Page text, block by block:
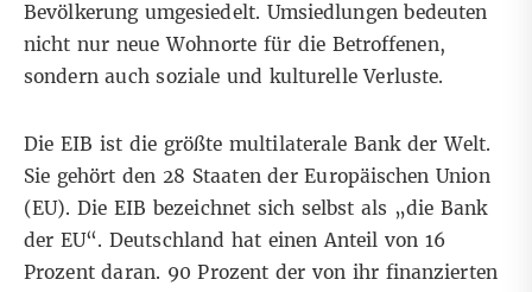
Bevölkerung umgesiedelt. Umsiedlungen bedeuten
nicht nur neue Wohnorte für die Betroffenen,
sondern auch soziale und kulturelle Verluste.
Die EIB ist die größte multilaterale Bank der Welt.
Sie gehört den 28 Staaten der Europäischen Union
(EU). Die EIB bezeichnet sich selbst als „die Bank
der EU“. Deutschland hat einen Anteil von 16
Prozent daran. 90 Prozent der von ihr finanzierten